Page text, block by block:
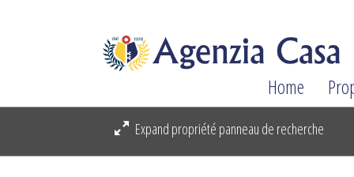
Home
Expand propriété panneau de recherche